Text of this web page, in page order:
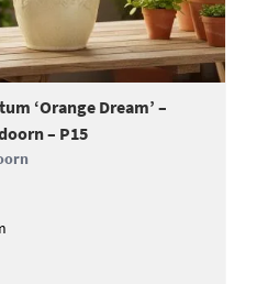
‘Orange Dream’ –
– P15